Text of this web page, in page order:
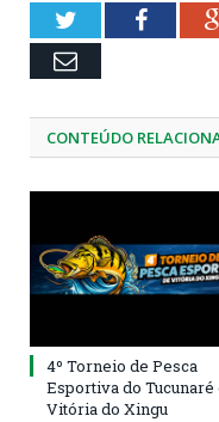
Twitter
Email
CONTEÚDO
4º Torneio de Pesca
Esportiva do Tucunaré
Vitória do Xingu